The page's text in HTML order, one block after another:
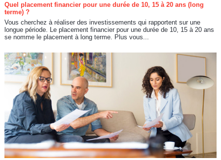
Quel placement financier pour une durée de 10, 15 à 20 ans (long
terme) ?
Vous cherchez à réaliser des investissements qui rapportent sur une
longue période. Le placement financier pour une durée de 10, 15 à 20 ans
se nomme le placement à long terme. Plus vous...